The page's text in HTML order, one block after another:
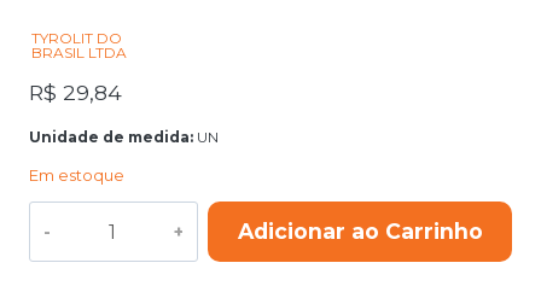
TYROLIT DO
BRASIL LTDA
R$ 29,84
Unidade de medida: UN
Em estoque
FLAP
27CLA
Adicionar ao Carrinho